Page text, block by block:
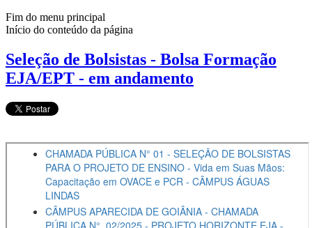
Fim do menu principal
Início do conteúdo da página
Seleção de Bolsistas - Bolsa Formação
EJA/EPT - em andamento